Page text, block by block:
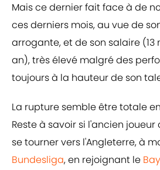
Mais ce dernier fait face à de
ces derniers mois, au vue de
arrogante, et de son salaire (13
an), très élevé malgré des
toujours à la hauteur de son
La rupture semble être totale
Reste à savoir si l'ancien
se tourner vers l'Angleterre, à
Bundesliga, en rejoignant le